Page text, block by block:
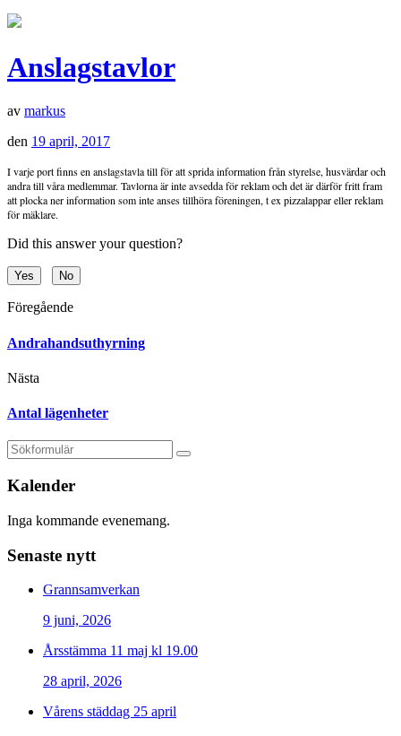
Anslagstavlor
av markus
den 19 april, 2017
I varje port finns en anslagstavla till för att sprida information från styrelse, husvärdar och
andra till våra medlemmar. Tavlorna är inte avsedda för reklam och det är därför fritt fram
att plocka ner information som inte anses tillhöra föreningen, t ex pizzalappar eller reklam
för mäklare.
Did this answer your question?
Yes No
Föregående
Andrahandsuthyrning
Nästa
Antal lägenheter
Kalender
Inga kommande evenemang.
Senaste nytt
Grannsamverkan
9 juni, 2026
Årsstämma 11 maj kl 19.00
28 april, 2026
Vårens städdag 25 april